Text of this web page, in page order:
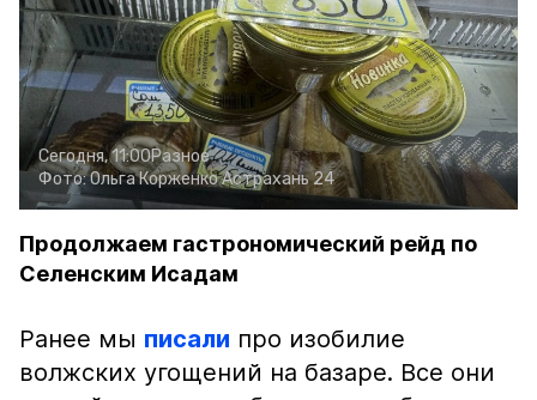
Сегодня, 11:00Разное
Фото:Ольга КорженкоАстрахань 24
Продолжаем гастрономический рейд по
Селенским Исадам
Ранее мы писали про изобилие
волжских угощений на базаре. Все они